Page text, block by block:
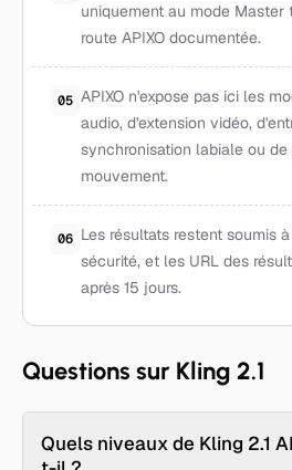
uniquement au mode
route APIXO documentée.
05 APIXO n'expose pas ici les
audio, d'extension vidéo,
synchronisation labiale ou de
mouvement.
06 Les résultats restent soumis
sécurité, et les URL des
après 15 jours.
Questions sur Kling 2.1
Quels niveaux de Kling 2.1